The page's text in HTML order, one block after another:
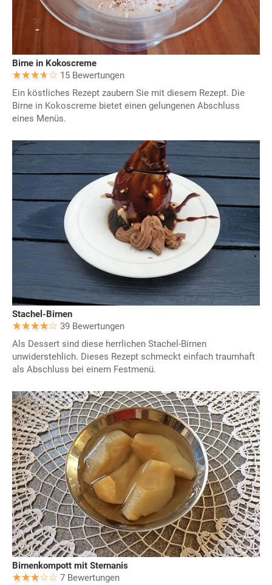
Birne in Kokoscreme
15 Bewertungen
Ein köstliches Rezept zaubern Sie mit diesem Rezept. Die
Birne in Kokoscreme bietet einen gelungenen Abschluss
eines Menüs.
Stachel-Birnen
39 Bewertungen
Als Dessert sind diese herrlichen Stachel-Birnen
unwiderstehlich. Dieses Rezept schmeckt einfach traumhaft
als Abschluss bei einem Festmenü.
Birnenkompott mit Sternanis
7 Bewertungen